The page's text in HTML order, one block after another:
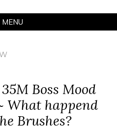
MENU
Boss Mood
What happend
Brushes?